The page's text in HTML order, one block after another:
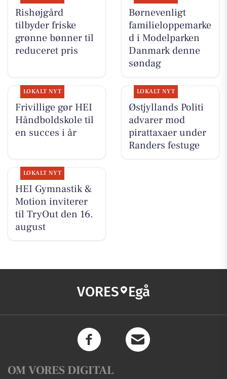
Rishøjgård
tilbyder friske
grønne bønner til
reduceret pris
Børnevenligt
familieloppemarke
d i Modelparken
Danmark denne
søndag
LOKALT NYT
Frivillige gør HEI
Håndboldskole til
en succes i år
LOKALT NYT
Østjyllands Politi
advarer mod
pirattaxaer under
Randers festuge
LOKALT NYT
HEI Gymnastik &
Motion inviterer
til TryOut den 16.
august
VORES Egå
OM VORES DIGITAL